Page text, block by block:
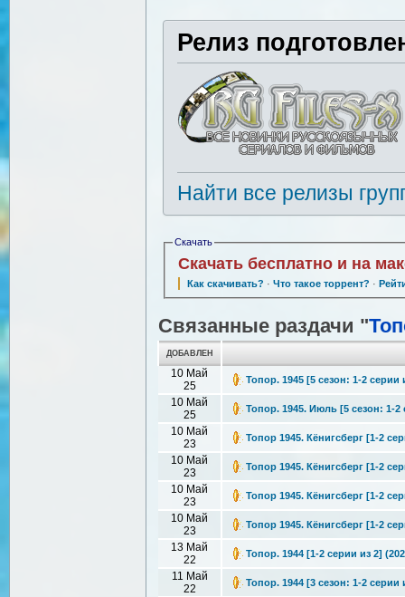
Релиз
Найти все релизы
Скачать
Скачать бесплатно и на
Как скачивать? · Что такое торрент? ·
Связанные раздачи "
ДОБАВЛЕН
10 Май
25
Топор. 1945 [5 сезон: 1-2 серии
10 Май
25
Топор. 1945. Июль [5 сезон: 1-2
10 Май
23
Топор 1945. Кёнигсберг [1-2
10 Май
23
Топор 1945. Кёнигсберг [1-2
10 Май
23
Топор 1945. Кёнигсберг [1-2
10 Май
23
Топор 1945. Кёнигсберг [1-2
13 Май
22
Топор. 1944 [1-2 серии из 2]
11 Май
22
Топор. 1944 [3 сезон: 1-2 серии